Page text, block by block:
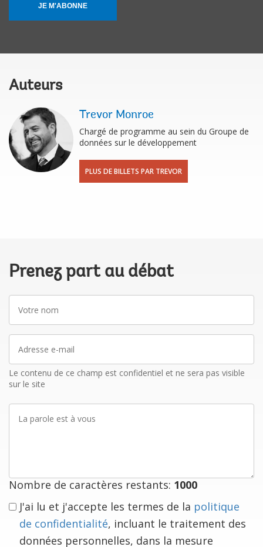
JE M'ABONNE
Auteurs
Trevor Monroe
Chargé de programme au sein du Groupe de
données sur le développement
PLUS DE BILLETS PAR TREVOR
Prenez part au débat
nom
mail
Le contenu de ce champ est confidentiel et ne sera pas visible
sur le site
parole
Nombre de caractères restants: 1000
J'ai lu et j'accepte les termes de la politique
de confidentialité, incluant le traitement des
données personnelles, dans la mesure